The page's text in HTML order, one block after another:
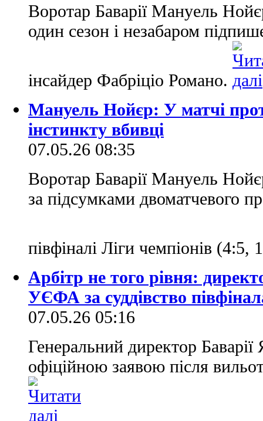
Воротар Баварії Мануель
один сезон і незабаром
інсайдер Фабріціо Романо.
Мануель Нойєр: У матчі
інстинкту вбивці
07.05.26 08:35
Воротар Баварії Мануель
за підсумками двоматчевого
півфіналі Ліги чемпіонів (4:5,
Арбітр не того рівня:
УЄФА за суддівство
07.05.26 05:16
Генеральний директор
офіційною заявою після